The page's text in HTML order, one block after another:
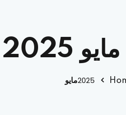
مايو 2025
2025مايو
Don’t have an account?